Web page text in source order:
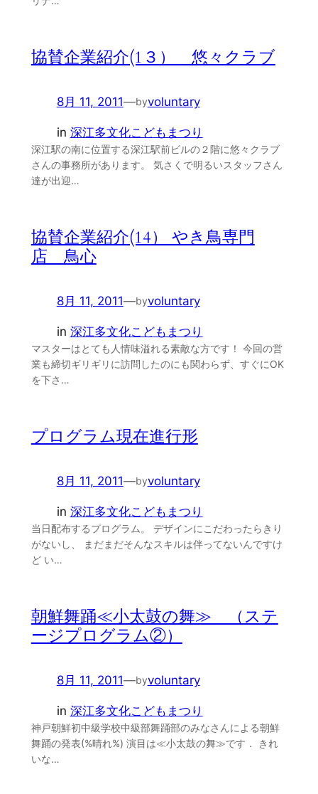
協賛企業紹介(1３） 悠々クラブ
8月 11, 2011—byvoluntary
in 深江多文化こどもまつり
深江駅の南に位置する深江駅前ビルの２階に悠々クラブ
さんの事務所があります。 気さくで明るいスタッフさん
達が出迎…
協賛企業紹介(14） やき鳥専門
店 鳥心
8月 11, 2011—byvoluntary
in 深江多文化こどもまつり
マスターはとても人情味溢れる素敵な方です！ 今回の営
業も締切ギリギリに訪問したのにも関わらず、すぐにOK
を下さ…
プログラム現在進行形
8月 11, 2011—byvoluntary
in 深江多文化こどもまつり
当日配布するプログラム。 デザインにこだわったらきり
がないし、 まだまだそんなスキルは伴ってないんですけ
ど い…
朝鮮舞踊≪小太鼓の舞≫ （ステ
ージプログラム②）
8月 11, 2011—byvoluntary
in 深江多文化こどもまつり
神戸朝鮮初中級学校中級部舞踊部のみなさんによる朝鮮
舞踊の発表(%晴れ%) 演目は≪小太鼓の舞≫です． きれ
いな…